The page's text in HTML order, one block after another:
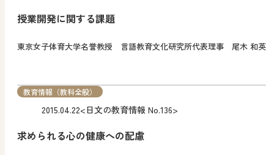
授業開発に関する課題
東京女子体育大学名誉教授 言語教育文化研究所代表理事 尾木 和英
求められる心の健康への配慮
2015.04.22<日文の教育情報 No.136>
教育情報（教科全般）